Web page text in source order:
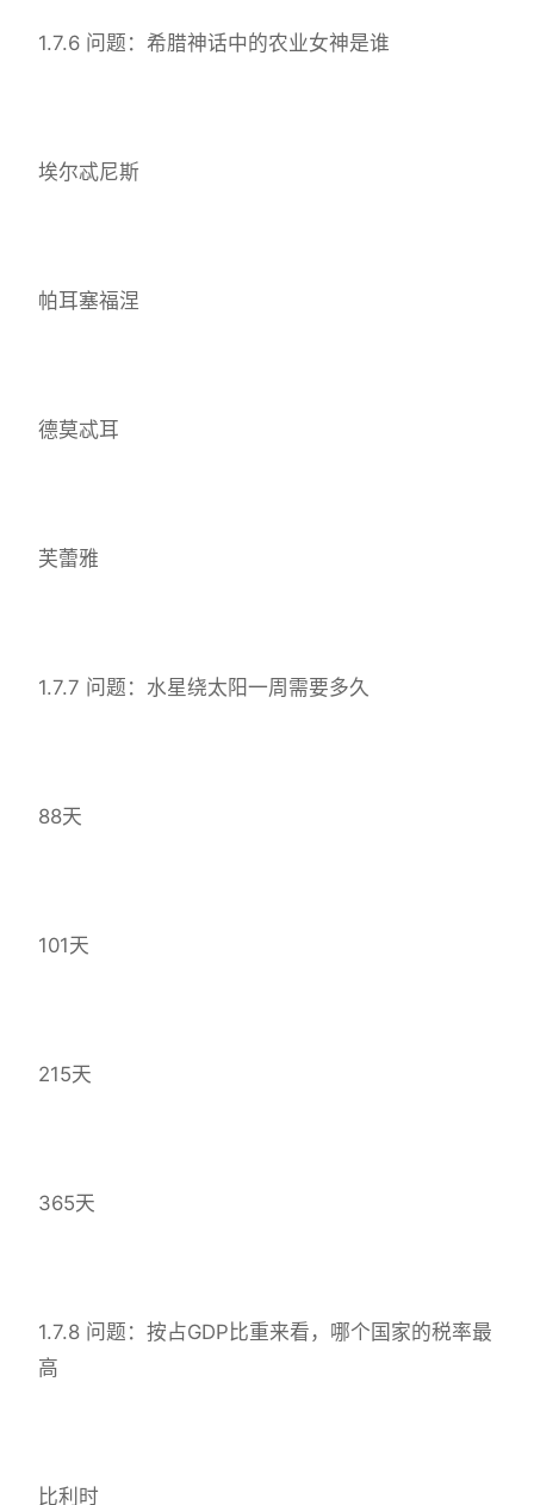
1.7.6 问题：希腊神话中的农业女神是谁
埃尔忒尼斯
帕耳塞福涅
德莫忒耳
芙蕾雅
1.7.7 问题：水星绕太阳一周需要多久
88天
101天
215天
365天
1.7.8 问题：按占GDP比重来看，哪个国家的税率最
高
比利时